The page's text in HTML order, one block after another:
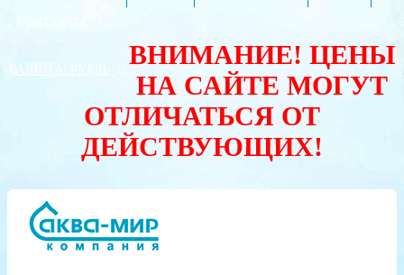
ВАЛЮТА:
ВНИМАНИЕ! ЦЕНЫ
НА САЙТЕ МОГУТ
ОТЛИЧАТЬСЯ ОТ
ДЕЙСТВУЮЩИХ!